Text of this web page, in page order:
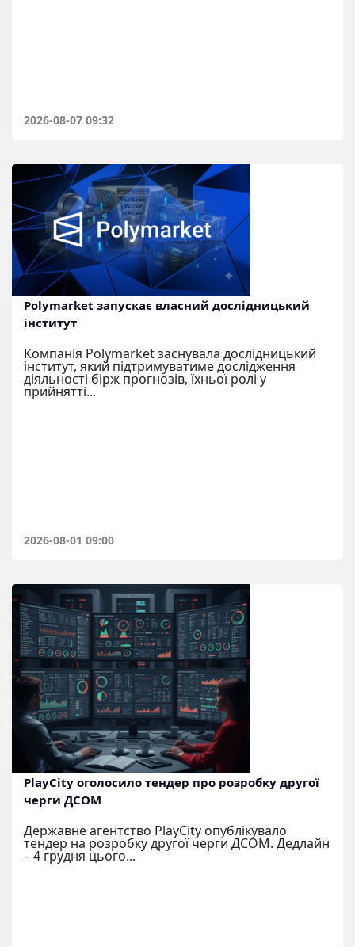
2026-08-07 09:32
Polymarket запускає власний дослідницький
інститут
Компанія Polymarket заснувала дослідницький
інститут, який підтримуватиме дослідження
діяльності бірж прогнозів, їхньої ролі у
прийнятті...
2026-08-01 09:00
PlayCity оголосило тендер про розробку другої
черги ДСОМ
Державне агентство PlayCity опублікувало
тендер на розробку другої черги ДСОМ. Дедлайн
– 4 грудня цього...